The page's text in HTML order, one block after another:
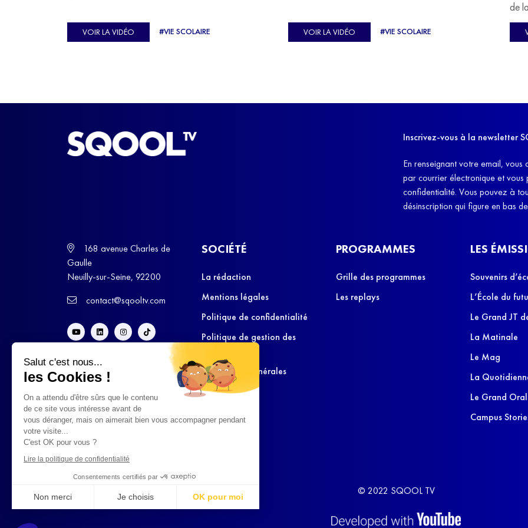
Salut c'est nous...
les Cookies !
On a attendu d'être sûrs que le contenu
de ce site vous intéresse avant de
vous déranger, mais on aimerait bien vous accompagner pendant
votre visite...
C'est OK pour vous ?
Lire la politique de confidentialité
Consentements certifiés par
Non merci Je choisis OK pour moi
Ulysse Soriano, vice-champion d'Europe de Horse-
ball, qui a failli abandonner ses études avant de
VOIR LA VIDÉO #VIE SCOLAIRE
C'est l'histoire de nombreux réfugiés, et notamment
celle de Lisa Machukha, que nous vous proposons de
VOIR LA VIDÉO #VIE SCOLAIRE
de
Inscrivez-vous à la newsletter
En renseignant votre email,
par courrier électronique et
confidentialité. Vous pouvez à
désinscription qui figure en bas
168 avenue Charles de
Gaulle
Neuilly-sur-Seine, 92200
contact@sqooltv.com
SOCIÉTÉ
La rédaction
Mentions légales
Politique de confidentialité
Politique de gestion des
Conditions Générales
d’Utilisation
PROGRAMMES
Grille des programmes
Les replays
LES
Souvenirs
L’École du
Le Grand JT
La Matinale
Le Mag
La
Le Grand Oral
Campus
© 2022 SQOOL TV